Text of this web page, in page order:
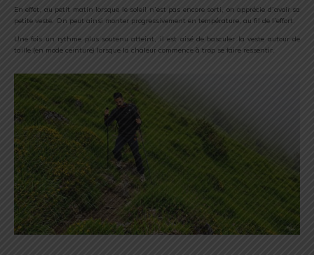
En effet, au petit matin lorsque le soleil n’est pas encore sorti, on apprécie d’avoir sa
petite veste. On peut ainsi monter progressivement en température, au fil de l’effort.
Une fois un rythme plus soutenu atteint, il est aisé de basculer la veste autour de
taille (en mode ceinture) lorsque la chaleur commence à trop se faire ressentir.